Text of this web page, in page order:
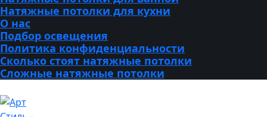
Натяжные потолки для кухни
О нас
Подбор освещения
Политика конфиденциальности
Сколько стоят натяжные потолки
Сложные натяжные потолки